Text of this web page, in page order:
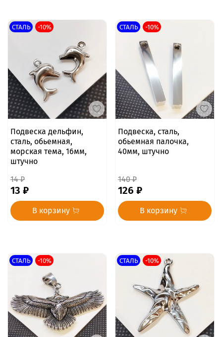
СТАЛЬ -10%
Подвеска дельфин,
сталь, обьемная,
морская тема, 16мм,
штучно
14 ₽
13 ₽
В корзину
СТАЛЬ -10%
Подвеска, сталь,
обьемная палочка,
40мм, штучно
140 ₽
126 ₽
В корзину
СТАЛЬ -10% СТАЛЬ -10%